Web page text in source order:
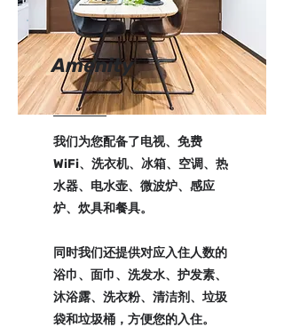
Amenity
我们为您配备了电视、免费
WiFi、洗衣机、冰箱、空调、热
水器、电水壶、微波炉、感应
炉、炊具和餐具。
同时我们还提供对应入住人数的
浴巾、面巾、洗发水、护发素、
沐浴露、洗衣粉、清洁剂、垃圾
袋和垃圾桶，方便您的入住。